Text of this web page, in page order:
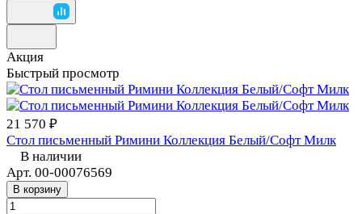
Акция
Быстрый просмотр
21 570 ₽
Стол письменный Римини Коллекция Белый/Софт Милк
В наличии
Арт. 00-00076569
В корзину